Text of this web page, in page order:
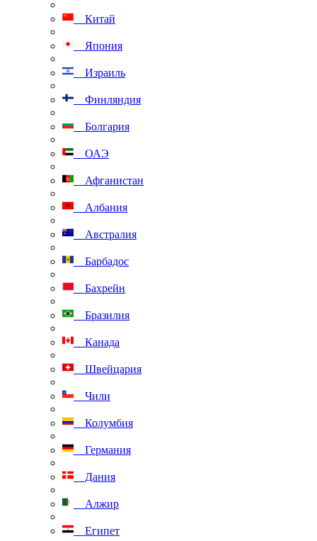
Китай
Япония
Израиль
Финляндия
Болгария
ОАЭ
Афганистан
Албания
Австралия
Барбадос
Бахрейн
Бразилия
Канада
Швейцария
Чили
Колумбия
Германия
Дания
Алжир
Египет